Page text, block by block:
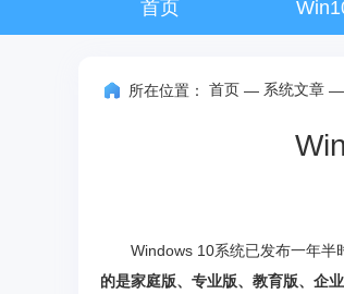
首页
所在位置： 首页 — 系统文章 —
Windows 10系统已发布一年半
的是家庭版、专业版、教育版、企